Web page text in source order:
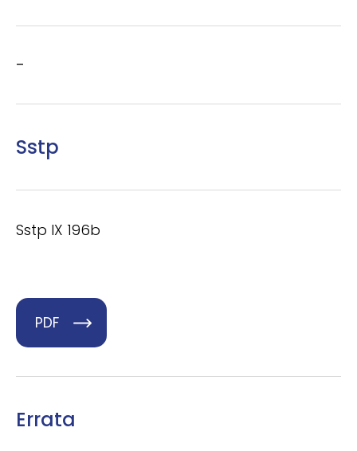
–
Sstp
Sstp IX 196b
PDF
Errata